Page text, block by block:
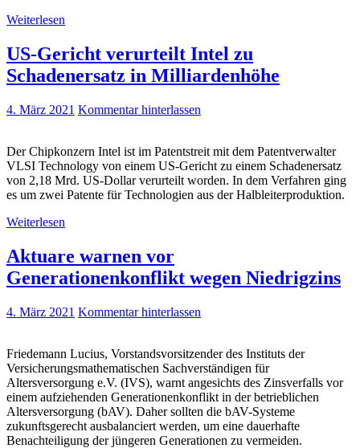
Weiterlesen
US-Gericht verurteilt Intel zu
Schadenersatz in Milliardenhöhe
4. März 2021 Kommentar hinterlassen
Der Chipkonzern Intel ist im Patentstreit mit dem Patentverwalter
VLSI Technology von einem US-Gericht zu einem Schadenersatz
von 2,18 Mrd. US-Dollar verurteilt worden. In dem Verfahren ging
es um zwei Patente für Technologien aus der Halbleiterproduktion.
Weiterlesen
Aktuare warnen vor
Generationenkonflikt wegen Niedrigzins
4. März 2021 Kommentar hinterlassen
Friedemann Lucius, Vorstandsvorsitzender des Instituts der
Versicherungsmathematischen Sachverständigen für
Altersversorgung e.V. (IVS), warnt angesichts des Zinsverfalls vor
einem aufziehenden Generationenkonflikt in der betrieblichen
Altersversorgung (bAV). Daher sollten die bAV-Systeme
zukunftsgerecht ausbalanciert werden, um eine dauerhafte
Benachteiligung der jüngeren Generationen zu vermeiden.